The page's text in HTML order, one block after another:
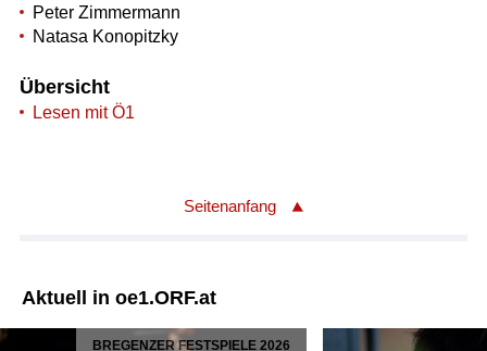
Peter Zimmermann
Natasa Konopitzky
Übersicht
Lesen mit Ö1
Seitenanfang
Aktuell in oe1.ORF.at
BREGENZER FESTSPIELE 2026